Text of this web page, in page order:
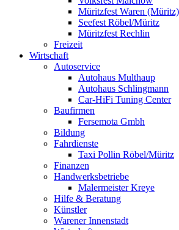
Müritzfest Waren (Müritz)
Seefest Röbel/Müritz
Müritzfest Rechlin
Freizeit
Wirtschaft
Autoservice
Autohaus Multhaup
Autohaus Schlingmann
Car-HiFi Tuning Center
Baufirmen
Fersemota Gmbh
Bildung
Fahrdienste
Taxi Pollin Röbel/Müritz
Finanzen
Handwerksbetriebe
Malermeister Kreye
Hilfe & Beratung
Künstler
Warener Innenstadt